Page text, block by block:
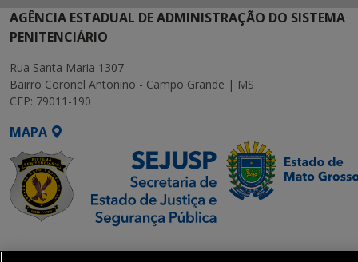
AGÊNCIA ESTADUAL DE ADMINISTRAÇÃO DO SISTEMA
PENITENCIÁRIO
Rua Santa Maria 1307
Bairro Coronel Antonino - Campo Grande | MS
CEP: 79011-190
MAPA